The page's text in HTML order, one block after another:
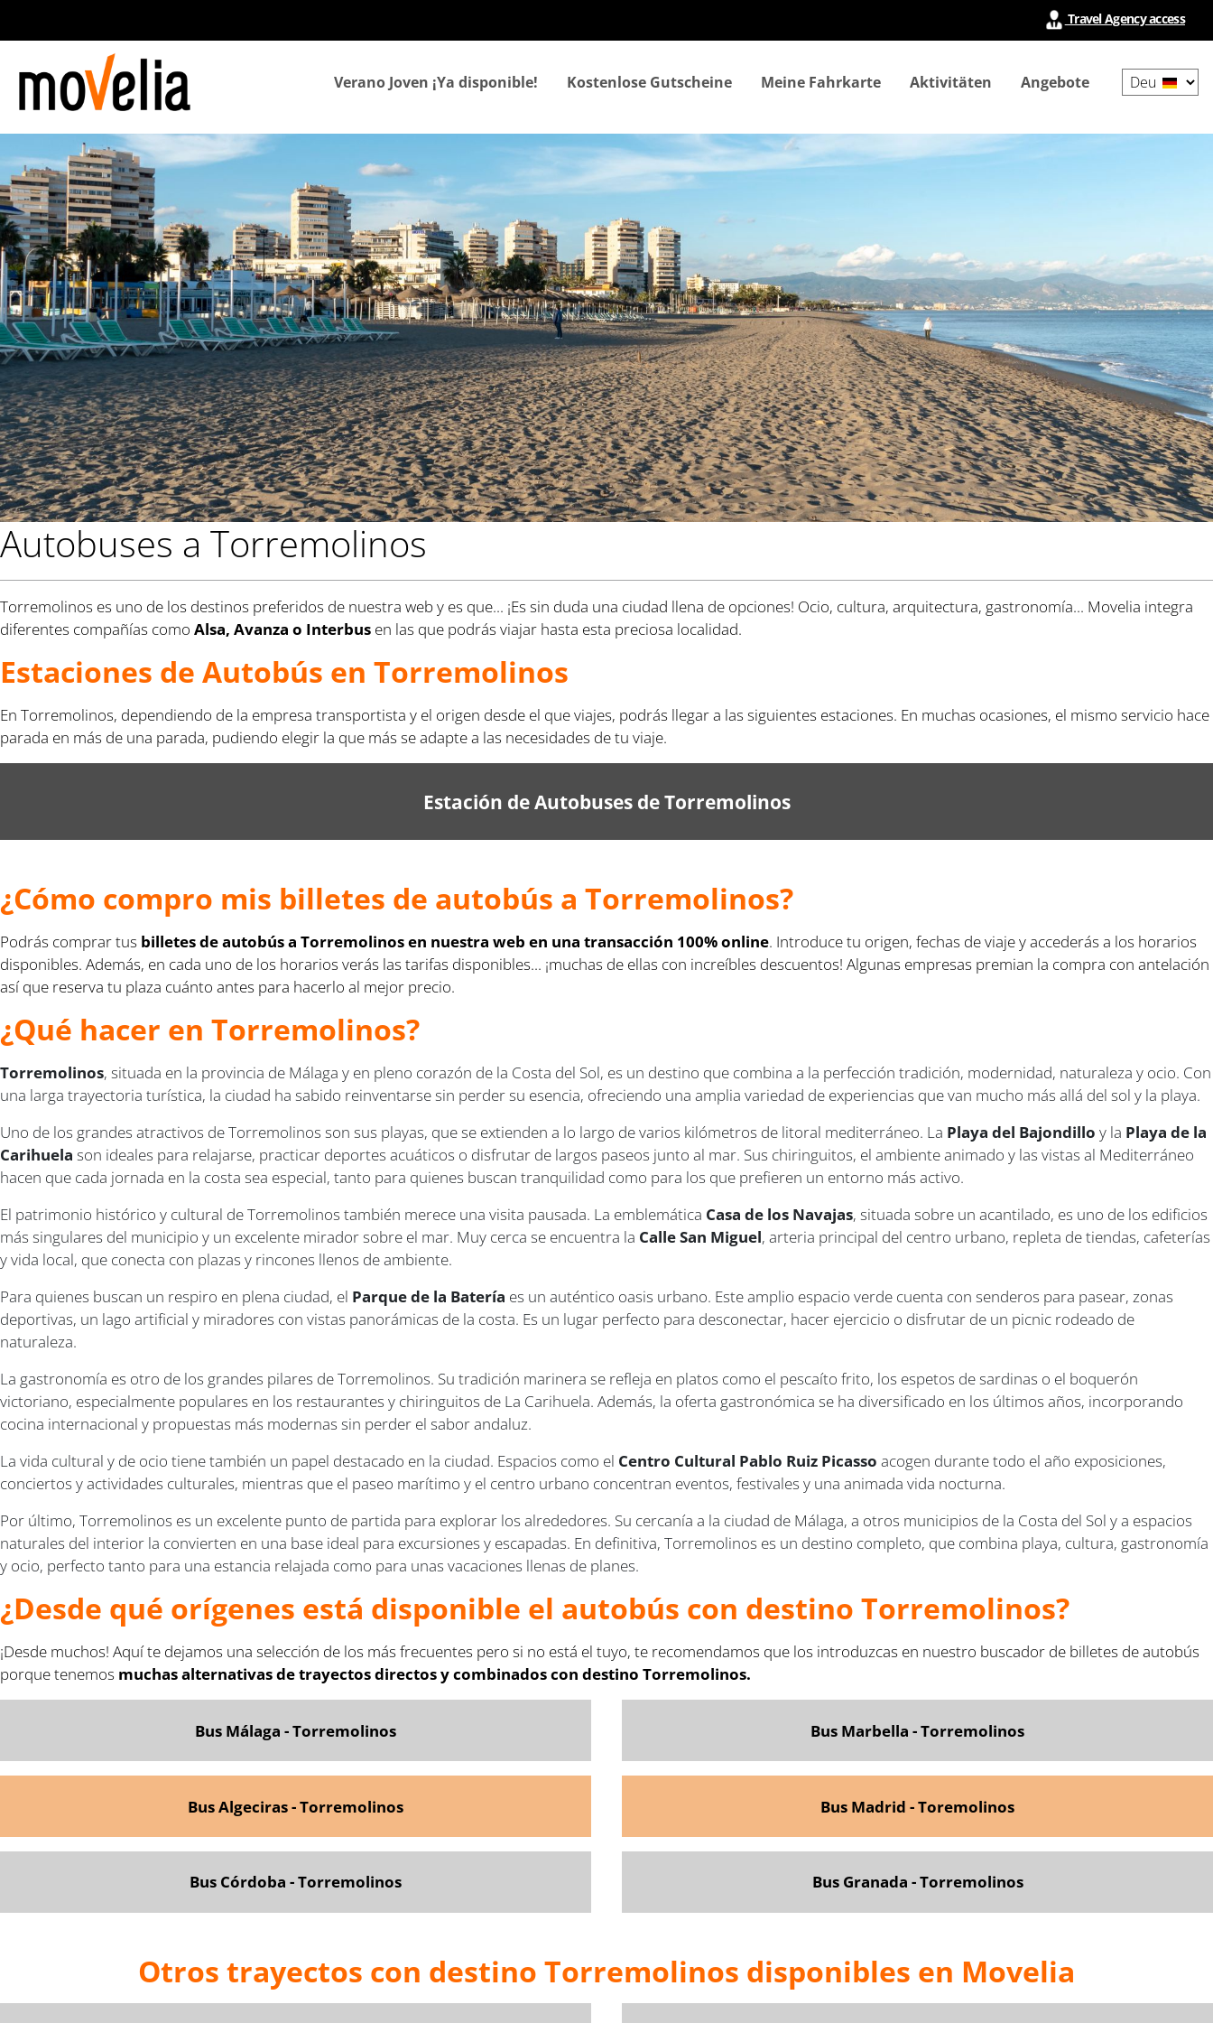
Travel Agency access
NavegaciónVerano Joven ¡Ya disponible! Kostenlose Gutscheine Meine Fahrkarte Aktivitäten Angebote
your
Autobuses a Torremolinos
Torremolinos es uno de los destinos preferidos de nuestra web y es que... ¡Es sin duda una ciudad llena de opciones! Ocio, cultura, arquitectura, gastronomía... Movelia integra
diferentes compañías como Alsa, Avanza o Interbus en las que podrás viajar hasta esta preciosa localidad.
Estaciones de Autobús en Torremolinos
En Torremolinos, dependiendo de la empresa transportista y el origen desde el que viajes, podrás llegar a las siguientes estaciones. En muchas ocasiones, el mismo servicio hace
parada en más de una parada, pudiendo elegir la que más se adapte a las necesidades de tu viaje.
Estación de Autobuses de Torremolinos
¿Cómo compro mis billetes de autobús a Torremolinos?
Podrás comprar tus billetes de autobús a Torremolinos en nuestra web en una transacción 100% online. Introduce tu origen, fechas de viaje y accederás a los horarios
disponibles. Además, en cada uno de los horarios verás las tarifas disponibles... ¡muchas de ellas con increíbles descuentos! Algunas empresas premian la compra con antelación
así que reserva tu plaza cuánto antes para hacerlo al mejor precio.
¿Qué hacer en Torremolinos?
Torremolinos, situada en la provincia de Málaga y en pleno corazón de la Costa del Sol, es un destino que combina a la perfección tradición, modernidad, naturaleza y ocio. Con
una larga trayectoria turística, la ciudad ha sabido reinventarse sin perder su esencia, ofreciendo una amplia variedad de experiencias que van mucho más allá del sol y la playa.
Uno de los grandes atractivos de Torremolinos son sus playas, que se extienden a lo largo de varios kilómetros de litoral mediterráneo. La Playa del Bajondillo y la Playa de la
Carihuela son ideales para relajarse, practicar deportes acuáticos o disfrutar de largos paseos junto al mar. Sus chiringuitos, el ambiente animado y las vistas al Mediterráneo
hacen que cada jornada en la costa sea especial, tanto para quienes buscan tranquilidad como para los que prefieren un entorno más activo.
El patrimonio histórico y cultural de Torremolinos también merece una visita pausada. La emblemática Casa de los Navajas, situada sobre un acantilado, es uno de los edificios
más singulares del municipio y un excelente mirador sobre el mar. Muy cerca se encuentra la Calle San Miguel, arteria principal del centro urbano, repleta de tiendas, cafeterías
y vida local, que conecta con plazas y rincones llenos de ambiente.
Para quienes buscan un respiro en plena ciudad, el Parque de la Batería es un auténtico oasis urbano. Este amplio espacio verde cuenta con senderos para pasear, zonas
deportivas, un lago artificial y miradores con vistas panorámicas de la costa. Es un lugar perfecto para desconectar, hacer ejercicio o disfrutar de un picnic rodeado de
naturaleza.
La gastronomía es otro de los grandes pilares de Torremolinos. Su tradición marinera se refleja en platos como el pescaíto frito, los espetos de sardinas o el boquerón
victoriano, especialmente populares en los restaurantes y chiringuitos de La Carihuela. Además, la oferta gastronómica se ha diversificado en los últimos años, incorporando
cocina internacional y propuestas más modernas sin perder el sabor andaluz.
La vida cultural y de ocio tiene también un papel destacado en la ciudad. Espacios como el Centro Cultural Pablo Ruiz Picasso acogen durante todo el año exposiciones,
conciertos y actividades culturales, mientras que el paseo marítimo y el centro urbano concentran eventos, festivales y una animada vida nocturna.
Por último, Torremolinos es un excelente punto de partida para explorar los alrededores. Su cercanía a la ciudad de Málaga, a otros municipios de la Costa del Sol y a espacios
naturales del interior la convierten en una base ideal para excursiones y escapadas. En definitiva, Torremolinos es un destino completo, que combina playa, cultura, gastronomía
y ocio, perfecto tanto para una estancia relajada como para unas vacaciones llenas de planes.
¿Desde qué orígenes está disponible el autobús con destino Torremolinos?
¡Desde muchos! Aquí te dejamos una selección de los más frecuentes pero si no está el tuyo, te recomendamos que los introduzcas en nuestro buscador de billetes de autobús
porque tenemos muchas alternativas de trayectos directos y combinados con destino Torremolinos.
Bus Málaga - Torremolinos
Bus Algeciras - Torremolinos
Bus Córdoba - Torremolinos
Bus Marbella - Torremolinos
Bus Madrid - Toremolinos
Bus Granada - Torremolinos
Otros trayectos con destino Torremolinos disponibles en Movelia